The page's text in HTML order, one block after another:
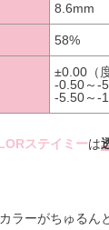
8.6mm
58%
±0.00（
-0.50～-
-5.50～-
ステイミーは
ラーがちゅるん